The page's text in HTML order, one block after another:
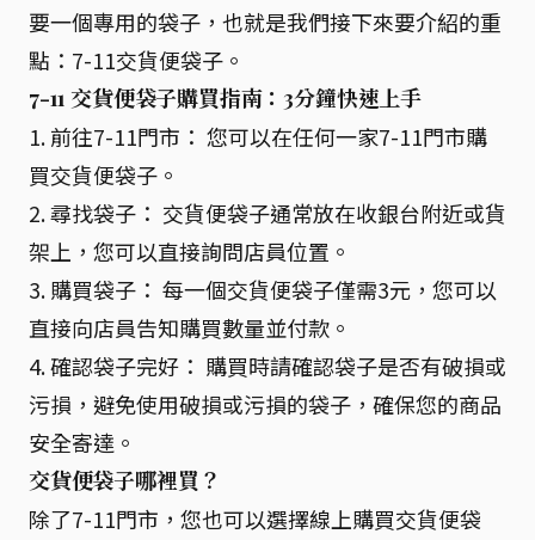
要一個專用的袋子，也就是我們接下來要介紹的重
點：7-11交貨便袋子。
7-11 交貨便袋子購買指南：3分鐘快速上手
1. 前往7-11門市： 您可以在任何一家7-11門市購
買交貨便袋子。
2. 尋找袋子： 交貨便袋子通常放在收銀台附近或貨
架上，您可以直接詢問店員位置。
3. 購買袋子： 每一個交貨便袋子僅需3元，您可以
直接向店員告知購買數量並付款。
4. 確認袋子完好： 購買時請確認袋子是否有破損或
污損，避免使用破損或污損的袋子，確保您的商品
安全寄達。
交貨便袋子哪裡買？
除了7-11門市，您也可以選擇線上購買交貨便袋